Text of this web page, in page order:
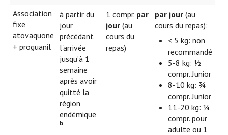
Association
fixe
atovaquone
+ proguanil
à partir du
jour
précédant
l'arrivée
jusqu’à 1
semaine
après avoir
quitté la
région
endémique
b
1 compr. par
jour (au
cours du
repas)
par jour (au
cours du repas):
< 5 kg: non
recommandé
5-8 kg: ½
compr. Junior
8-10 kg: ¾
compr. Junior
11-20 kg: ¼
compr. pour
adulte ou 1